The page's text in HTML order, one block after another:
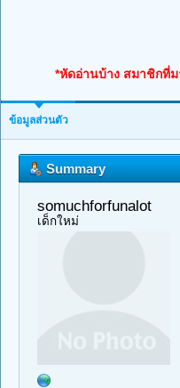
*หัดอ่านบ้าง สมาชิกที่
ข้อมูลส่วนตัว
Summary
somuchforfunalot
เด็กใหม่